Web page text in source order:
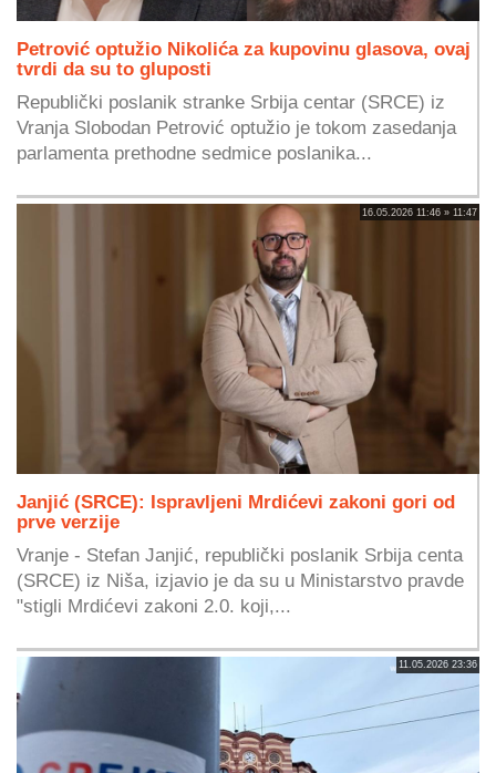
Petrović optužio Nikolića za kupovinu glasova, ovaj
tvrdi da su to gluposti
Republički poslanik stranke Srbija centar (SRCE) iz
Vranja Slobodan Petrović optužio je tokom zasedanja
parlamenta prethodne sedmice poslanika...
16.05.2026 11:46 » 11:47
Janjić (SRCE): Ispravljeni Mrdićevi zakoni gori od
prve verzije
Vranje - Stefan Janjić, republički poslanik Srbija centa
(SRCE) iz Niša, izjavio je da su u Ministarstvo pravde
"stigli Mrdićevi zakoni 2.0. koji,...
11.05.2026 23:36